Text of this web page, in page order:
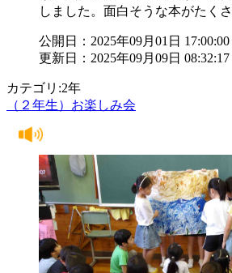
しました。面白そうな本がたく
公開日：2025年09月01日 17:00:00
更新日：2025年09月09日 08:32:17
カテゴリ:2年
（２年生）お楽しみ会